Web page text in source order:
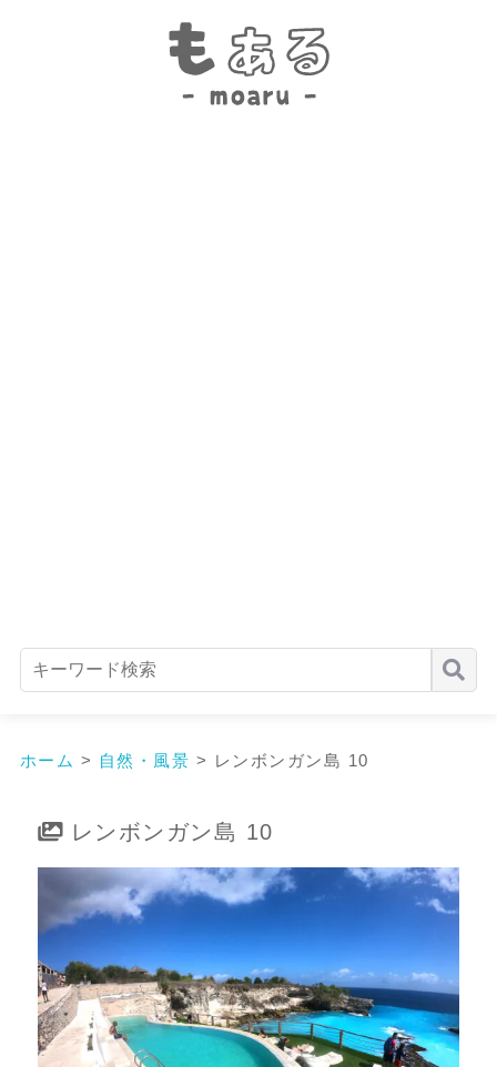
ホーム > 自然・風景 > レンボンガン島 10
レンボンガン島 10